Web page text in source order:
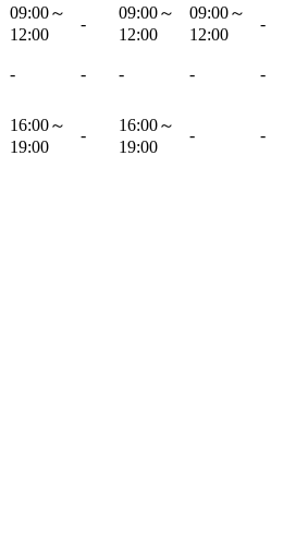
09:00～
12:00
-
09:00～
12:00
09:00～
12:00
-
- - - - -
16:00～
19:00
-
16:00～
19:00
- -